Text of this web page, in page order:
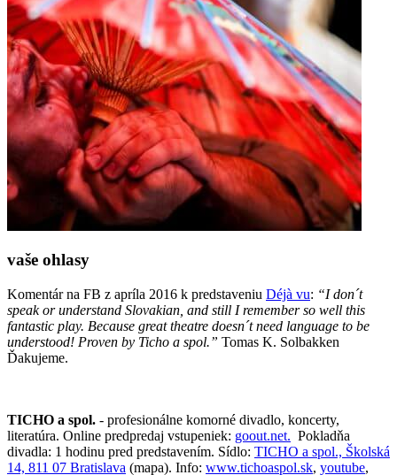
vaše ohlasy
Komentár na FB z apríla 2016 k predstaveniu Déjà vu: “I don´t
speak or understand Slovakian, and still I remember so well this
fantastic play. Because great theatre doesn´t need language to be
understood! Proven by Ticho a spol.” Tomas K. Solbakken
Ďakujeme.
TICHO a spol. - profesionálne komorné divadlo, koncerty,
literatúra. Online predpredaj vstupeniek: goout.net. Pokladňa
divadla: 1 hodinu pred predstavením. Sídlo: TICHO a spol., Školská
14, 811 07 Bratislava (mapa). Info: www.tichoaspol.sk, youtube,